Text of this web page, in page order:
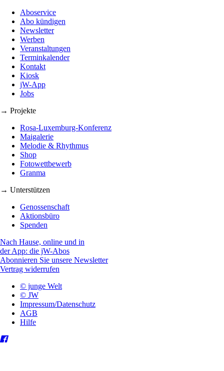
Aboservice
Abo kündigen
Newsletter
Werben
Veranstaltungen
Terminkalender
Kontakt
Kiosk
jW-App
Jobs
→ Projekte
Rosa-Luxemburg-Konferenz
Maigalerie
Melodie & Rhythmus
Shop
Fotowettbewerb
Granma
→ Unterstützen
Genossenschaft
Aktionsbüro
Spenden
Nach Hause, online und in
der App: die jW-Abos
Abonnieren Sie unsere Newsletter
Vertrag widerrufen
© junge Welt
© JW
Impressum/Datenschutz
AGB
Hilfe